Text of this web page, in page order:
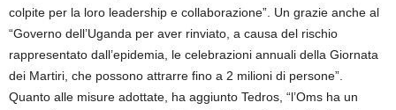
colpite per la loro leadership e collaborazione”. Un grazie anche al
“Governo dell’Uganda per aver rinviato, a causa del rischio
rappresentato dall’epidemia, le celebrazioni annuali della Giornata
dei Martiri, che possono attrarre fino a 2 milioni di persone”.
Quanto alle misure adottate, ha aggiunto Tedros, “l’Oms ha un